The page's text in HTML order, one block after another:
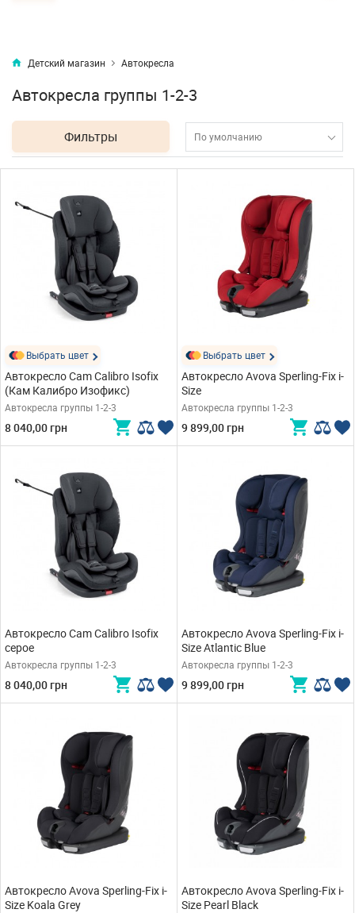
Детский магазин Автокресла
Автокресла группы 1-2-3
Фильтры По умолчанию
Выбрать цвет
Автокресло Cam Calibro Isofix
(Кам Калибро Изофикс)
Автокресла группы 1-2-3
8 040,00 грн
Выбрать цвет
Автокресло Avova Sperling-Fix i-
Size
Автокресла группы 1-2-3
9 899,00 грн
Автокресло Cam Calibro Isofix
серое
Автокресла группы 1-2-3
8 040,00 грн
Автокресло Avova Sperling-Fix i-
Size Atlantic Blue
Автокресла группы 1-2-3
9 899,00 грн
Автокресло Avova Sperling-Fix i-
Size Koala Grey
Автокресло Avova Sperling-Fix i-
Size Pearl Black